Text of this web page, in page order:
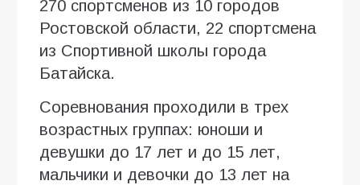
270 спортсменов из 10 городов
Ростовской области, 22 спортсмена
из Спортивной школы города
Батайска.
Соревнования проходили в трех
возрастных группах: юноши и
девушки до 17 лет и до 15 лет,
мальчики и девочки до 13 лет на